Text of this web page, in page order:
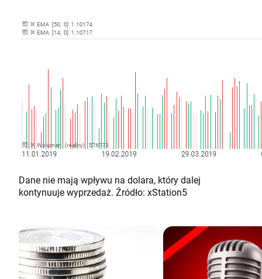
Dane nie mają wpływu na dolara, który dalej
kontynuuje wyprzedaż. Źródło: xStation5